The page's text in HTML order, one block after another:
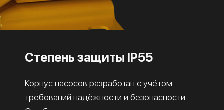
Степень защиты IP55
Корпус насосов разработан с учётом
требований надёжности и безопасности.